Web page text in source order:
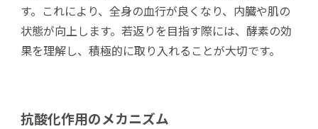
す。これにより、全身の血行が良くなり、内臓や肌の
状態が向上します。若返りを目指す際には、酵素の効
果を理解し、積極的に取り入れることが大切です。
抗酸化作用のメカニズム